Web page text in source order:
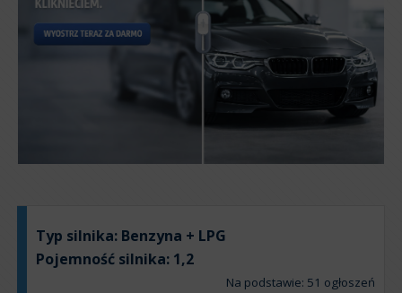
Typ silnika: Benzyna + LPG
Pojemność silnika: 1,2
Na podstawie: 51 ogłoszeń